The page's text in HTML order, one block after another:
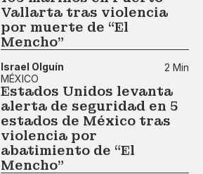
Vallarta tras violencia
por muerte de “El
Mencho”
Israel Olguín
2 Min
MÉXICO
Estados Unidos levanta
alerta de seguridad en 5
estados de México tras
violencia por
abatimiento de “El
Mencho”